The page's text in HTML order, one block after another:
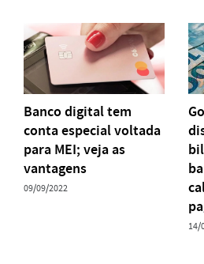
Banco digital tem
conta especial voltada
para MEI; veja as
vantagens
09/09/2022
14/